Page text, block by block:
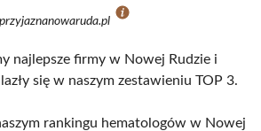
najlepsze firmy w Nowej Rudzie i
się w naszym zestawieniu TOP 3.
rankingu hematologów w Nowej